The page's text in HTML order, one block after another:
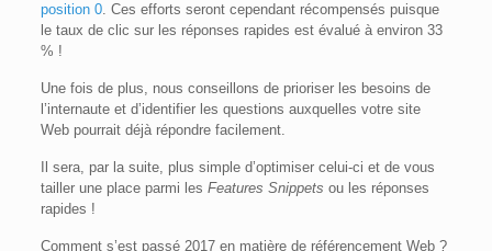
position 0. Ces efforts seront cependant récompensés puisque
le taux de clic sur les réponses rapides est évalué à environ 33
% !
Une fois de plus, nous conseillons de prioriser les besoins de
l’internaute et d’identifier les questions auxquelles votre site
Web pourrait déjà répondre facilement.
Il sera, par la suite, plus simple d’optimiser celui-ci et de vous
tailler une place parmi les Features Snippets ou les réponses
rapides !
Comment s’est passé 2017 en matière de référencement Web ?